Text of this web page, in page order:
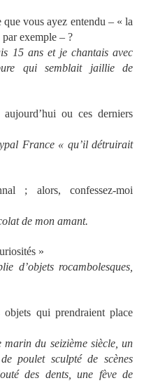
vous ayez entendu – « la
exemple – ?
15 ans et je chantais avec
qui semblait jaillie de
ou ces derniers
France « qu’il détruirait
; alors, confessez-moi
de mon amant.
»
d’objets rocambolesques,
qui prendraient place
du seizième siècle, un
poulet sculpté de scènes
des dents, une fève de